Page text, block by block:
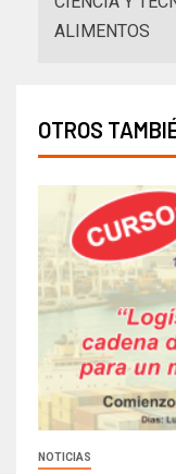
ALIMENTOS
OTROS
NOTICIAS